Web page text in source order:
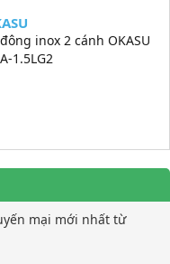
inox 2 cánh OKASU
1.5LG2
mại mới nhất từ